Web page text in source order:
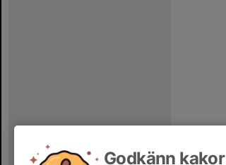
Godkänn kakor